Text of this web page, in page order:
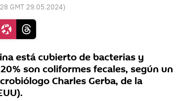
GMT 29.05.2024)
está cubierto de bacterias y
son coliformes fecales, según un
Charles Gerba, de la